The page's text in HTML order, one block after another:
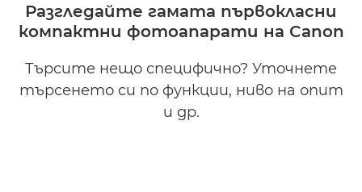
Разгледайте гамата първокласни
компактни фотоапарати на Canon
Търсите нещо специфично? Уточнете
търсенето си по функции, ниво на опит
и др.